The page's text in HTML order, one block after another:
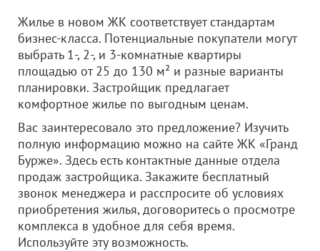
Жилье в новом ЖК соответствует стандартам
бизнес-класса. Потенциальные покупатели могут
выбрать 1-, 2-, и 3-комнатные квартиры
площадью от 25 до 130 м² и разные варианты
планировки. Застройщик предлагает
комфортное жилье по выгодным ценам.
Вас заинтересовало это предложение? Изучить
полную информацию можно на сайте ЖК «Гранд
Бурже». Здесь есть контактные данные отдела
продаж застройщика. Закажите бесплатный
звонок менеджера и расспросите об условиях
приобретения жилья, договоритесь о просмотре
комплекса в удобное для себя время.
Используйте эту возможность.